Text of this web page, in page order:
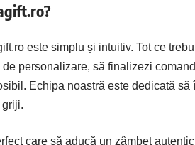
este simplu și intuitiv. Tot ce
personalizare, să finalizezi
Echipa noastră este dedicată să
care să aducă un zâmbet